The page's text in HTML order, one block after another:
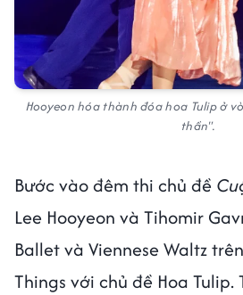
Hooyeon hóa thành đóa hoa Tulip ở
thần".
Bước vào đêm thi chủ đề
Lee Hooyeon và Tihomir
Ballet và Viennese Waltz
Things với chủ đề Hoa Tulip.